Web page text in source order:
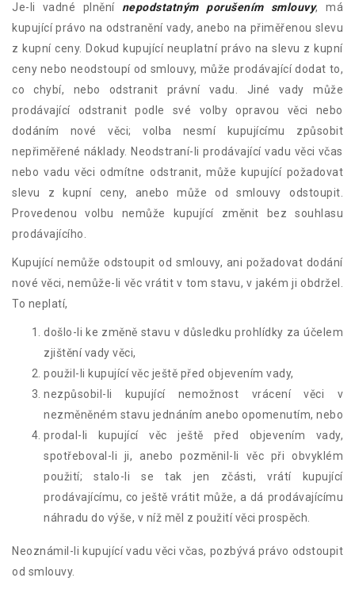
Je-li vadné plnění nepodstatným porušením smlouvy, má
kupující právo na odstranění vady, anebo na přiměřenou slevu
z kupní ceny. Dokud kupující neuplatní právo na slevu z kupní
ceny nebo neodstoupí od smlouvy, může prodávající dodat to,
co chybí, nebo odstranit právní vadu. Jiné vady může
prodávající odstranit podle své volby opravou věci nebo
dodáním nové věci; volba nesmí kupujícímu způsobit
nepřiměřené náklady. Neodstraní-li prodávající vadu věci včas
nebo vadu věci odmítne odstranit, může kupující požadovat
slevu z kupní ceny, anebo může od smlouvy odstoupit.
Provedenou volbu nemůže kupující změnit bez souhlasu
prodávajícího.
Kupující nemůže odstoupit od smlouvy, ani požadovat dodání
nové věci, nemůže-li věc vrátit v tom stavu, v jakém ji obdržel.
To neplatí,
došlo-li ke změně stavu v důsledku prohlídky za účelem
zjištění vady věci,
použil-li kupující věc ještě před objevením vady,
nezpůsobil-li kupující nemožnost vrácení věci v
nezměněném stavu jednáním anebo opomenutím, nebo
prodal-li kupující věc ještě před objevením vady,
spotřeboval-li ji, anebo pozměnil-li věc při obvyklém
použití; stalo-li se tak jen zčásti, vrátí kupující
prodávajícímu, co ještě vrátit může, a dá prodávajícímu
náhradu do výše, v níž měl z použití věci prospěch.
Neoznámil-li kupující vadu věci včas, pozbývá právo odstoupit
od smlouvy.